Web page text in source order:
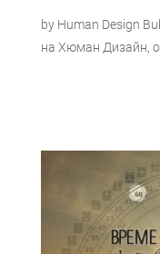
by Human Design
на Хюман Дизайн,